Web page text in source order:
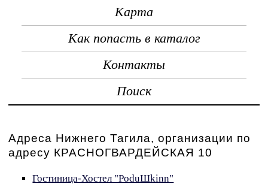
Карта
Как попасть в каталог
Контакты
Поиск
Адреса Нижнего Тагила, организации по
адресу КРАСНОГВАРДЕЙСКАЯ 10
Гостиница-Хостел "PoduШkinn"